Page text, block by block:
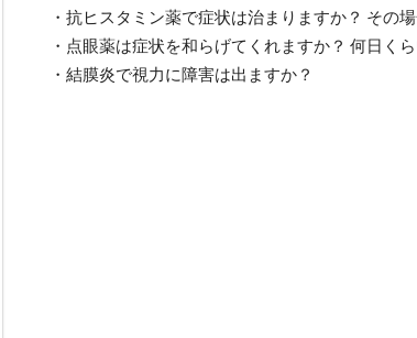
・抗ヒスタミン薬で症状は治まりますか？ その
・点眼薬は症状を和らげてくれますか？ 何日く
・結膜炎で視力に障害は出ますか？